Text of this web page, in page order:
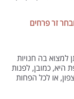
זר פרחים
למצוא בה חנויות
היא, כמובן, לפנות
או לכל הפחות